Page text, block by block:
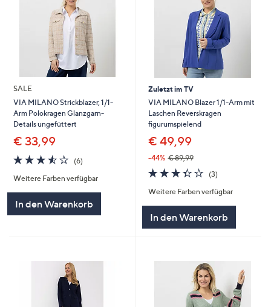
SALE
VIA MILANO Strickblazer, 1/1-
Arm Polokragen Glanzgarn-
Details ungefüttert
€ 33,99
3.5
von
5
(6)6
Weitere Farben verfügbar
In den Warenkorb
Zuletzt im TV
VIA MILANO Blazer 1/1-Arm mit
Laschen Reverskragen
figurumspielend
€ 49,99
-44% € 89,99
3.3
von
5
(3)3
Weitere Farben verfügbar
In den Warenkorb